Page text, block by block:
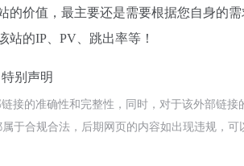
价值，最主要还是需要根据您自身的
的IP、PV、跳出率等！
特别声明
接的准确性和完整性，同时，对于该外部链接
于合规合法，后期网页的内容如出现违规，